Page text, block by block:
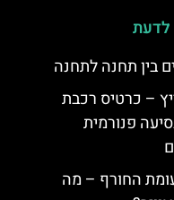
בין תחנה לתחנה
– כרטיס רכבת
פנורמית
החורף – מה